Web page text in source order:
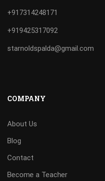
+917314248171
+919425317092
starnoldspalda@gmail.com
COMPANY
About Us
Blog
Contact
Become a Teacher